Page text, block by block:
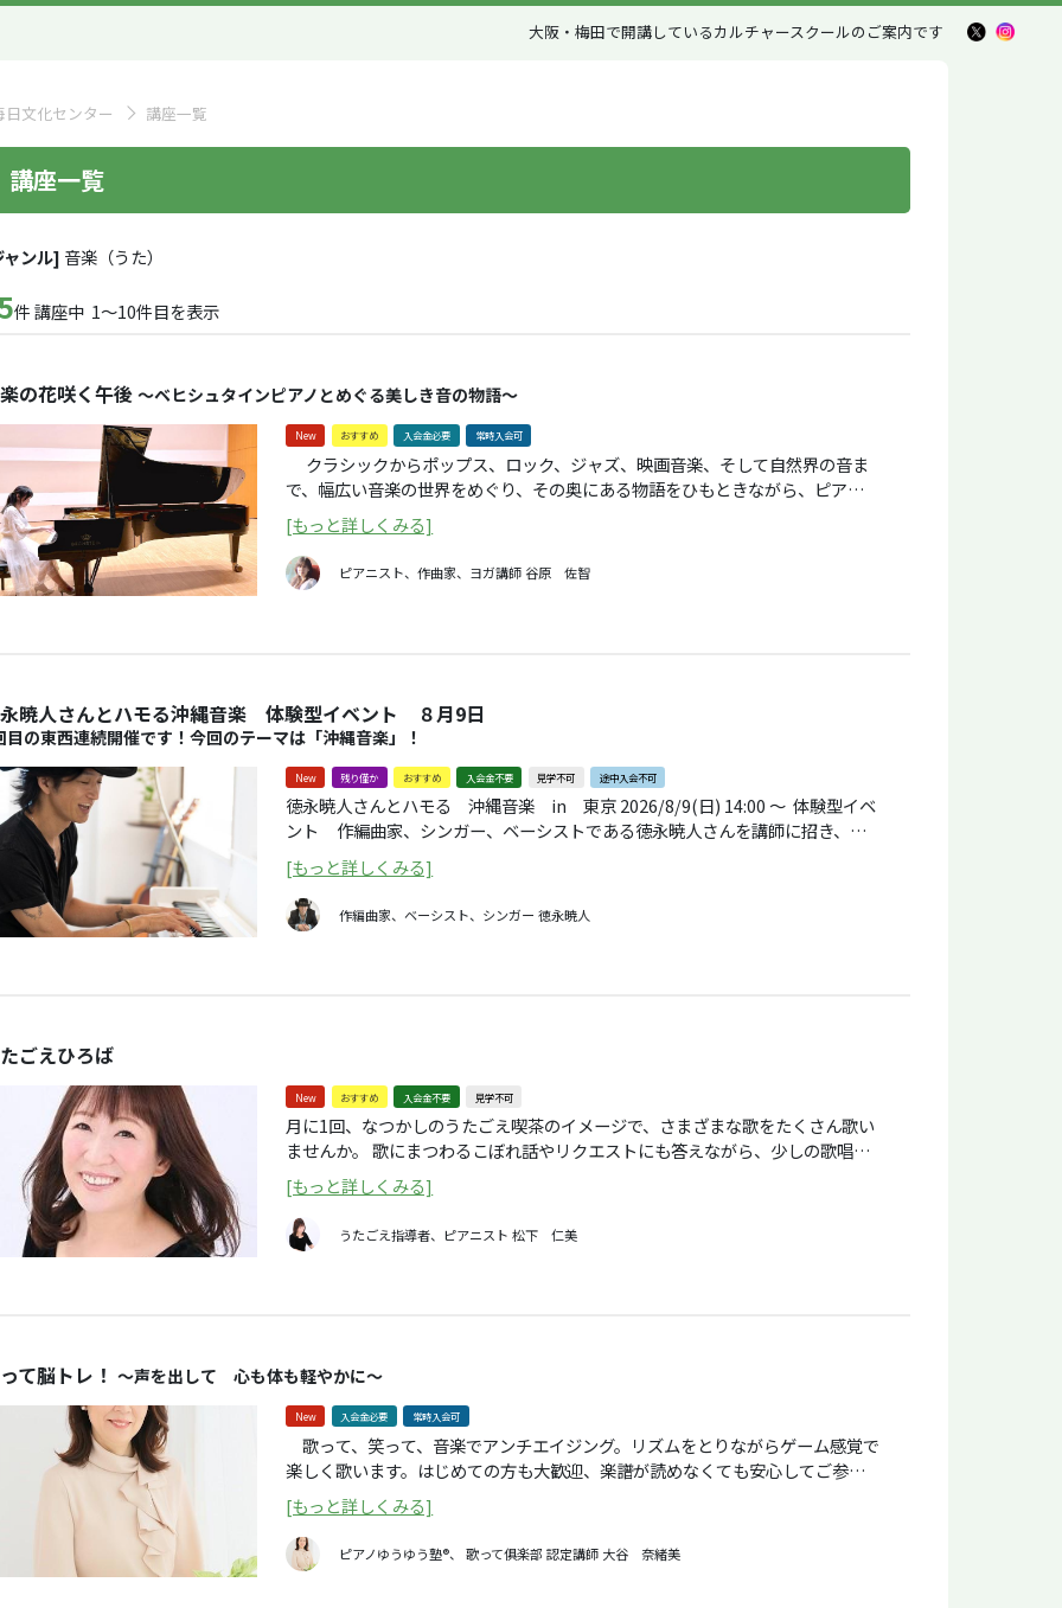
大阪・梅田で開講しているカルチャースクールのご案内です
日文化センター 講座一覧
講座一覧
ンル] 音楽（うた）
件 講座中 1～10件目を表示
の花咲く午後 ～ベヒシュタインピアノとめぐる美しき音の物語～
New おすすめ 入会金必要 常時入会可
クラシックからポップス、ロック、ジャズ、映画音楽、そして自然界の音ま
で、幅広い音楽の世界をめぐり、その奥にある物語をひもときながら、ピアノの
生演奏とともに「広く、深く」ご紹介します。 世界三大ピアノの一つ、ベヒ
シュタインピアノの透明感と歌心あふれる響きに耳を傾けながら、感性を開く
特別なひとときをお楽しみください。 【谷原 佐智（たにはら・さち）講師プ
ロフィル】パリ国立高等音楽院で作曲・ピアノ・即興演奏を学び、パリ第8大学
[もっと詳しくみる]
ピアニスト、作曲家、ヨガ講師 谷原 佐智
暁人さんとハモる沖縄音楽 体験型イベント ８月9日
目の東西連続開催です！今回のテーマは「沖縄音楽」！
New 残り僅か おすすめ 入会金不要 見学不可 途中入会不可
徳永暁人さんとハモる 沖縄音楽 in 東京 2026/8/9(日) 14:00 ～ 体験型イベ
ント 作編曲家、シンガー、ベーシストである徳永暁人さんを講師に招き、子
供から大人までお気軽に参加いただける体験型音楽イベントです。毎回、テー
マを決め、テーマの２曲を、みなさんと一緒にハモって音楽を作り上げていき
ます。 26年2月以来の7回目。過去6回はほぼ即日ソールドアウトの大好評でし
た。一緒にハモって音楽を作り上げていきます。ファンからの強い要望があり、
ット購入者には課題曲をお知らせします）。 沖縄音楽をみんなでハモってみよ
う ハモり体験型イベント 東京 https://maibun260809.peatix.com←こちら
を押すと東京開催のページに移行します 申し込み方法 「チケットを申し込
む」ボタンよりお申し込みください。 キャンセルについて キャンセルはできま
せん。 どうしてもキャンセルを希望の場合は、毎日文化センターのお問い合わ
せフォームよりご連絡ください。 毎日文化センターお問い合わせフォーム
・お問い合わせ内容欄にキャンセル希望の旨と講座名・注文番号をお知らせく
ださい。 ・キャンセルはできません。 ・ソールドアウト後に追加チケットが出
「https://peatix.com/user/7043682/message/inbox」からメールが受け取
れるように設定を変更してください。 当日の受付、入場は13時半から。座席は
[もっと詳しくみる]
作編曲家、ベーシスト、シンガー 徳永暁人
ごえひろば
New おすすめ 入会金不要 見学不可
月に1回、なつかしのうたごえ喫茶のイメージで、さまざまな歌をたくさん歌い
ませんか。 歌にまつわるこぼれ話やリクエストにも答えながら、少しの歌唱指
導でより気持ち良く、生伴奏でいろいろな歌を歌います。 ※講座受講は要事前
予約 ※「日本と世界の愛唱名歌集」(野ばら社)をご持参下さい。 お持ちでない
方は、先着10名まで当日貸し出し可。 または、講座当日に教室で800円で購入
できます。
[もっと詳しくみる]
うたごえ指導者、ピアニスト 松下 仁美
て脳トレ！ ～声を出して 心も体も軽やかに～
New 入会金必要 常時入会可
歌って、笑って、音楽でアンチエイジング。リズムをとりながらゲーム感覚で
楽しく歌います。はじめての方も大歓迎、楽譜が読めなくても安心してご参加
いただけます。和気あいあいとした雰囲気の中、無理なく歌えて上達する発声
法も丁寧にお伝えします。懐かしの歌謡曲からクラシックまで、憧れの曲やリク
エストも取り入れ、うまく歌うことより、心から楽しく、いきいきとした時間
をご一緒しませんか。 こんな方におススメです！ ☆久しぶりに習い
[もっと詳しくみる]
ピアノゆうゆう塾®、 歌って俱楽部 認定講師 大谷 奈緒美